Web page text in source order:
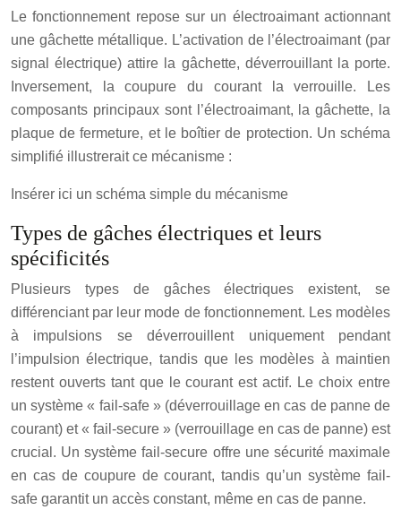
Le fonctionnement repose sur un électroaimant actionnant
une gâchette métallique. L’activation de l’électroaimant (par
signal électrique) attire la gâchette, déverrouillant la porte.
Inversement, la coupure du courant la verrouille. Les
composants principaux sont l’électroaimant, la gâchette, la
plaque de fermeture, et le boîtier de protection. Un schéma
simplifié illustrerait ce mécanisme :
Insérer ici un schéma simple du mécanisme
Types de gâches électriques et leurs
spécificités
Plusieurs types de gâches électriques existent, se
différenciant par leur mode de fonctionnement. Les modèles
à impulsions se déverrouillent uniquement pendant
l’impulsion électrique, tandis que les modèles à maintien
restent ouverts tant que le courant est actif. Le choix entre
un système « fail-safe » (déverrouillage en cas de panne de
courant) et « fail-secure » (verrouillage en cas de panne) est
crucial. Un système fail-secure offre une sécurité maximale
en cas de coupure de courant, tandis qu’un système fail-
safe garantit un accès constant, même en cas de panne.